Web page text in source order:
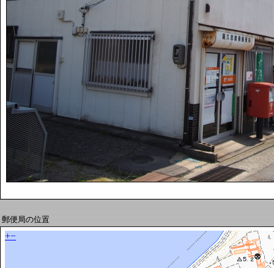
郵便局の位置